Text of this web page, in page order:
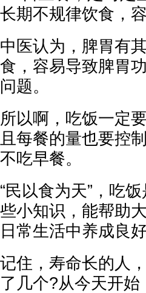
长期不规律饮食，
中医认为，脾胃有
食，容易导致脾胃
问题。
所以啊，吃饭一定
且每餐的量也要控
不吃早餐。
“民以食为天”，吃
些小知识，能帮助
日常生活中养成良
记住，寿命长的人
了几个?从今天开